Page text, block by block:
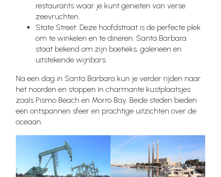
restaurants waar je kunt genieten van verse
zeevruchten.
State Street: Deze hoofdstraat is de perfecte plek
om te winkelen en te dineren. Santa Barbara
staat bekend om zijn boetieks, galerieën en
uitstekende wijnbars.
Na een dag in Santa Barbara kun je verder rijden naar
het noorden en stoppen in charmante kustplaatsjes
zoals Pismo Beach en Morro Bay. Beide steden bieden
een ontspannen sfeer en prachtige uitzichten over de
oceaan.